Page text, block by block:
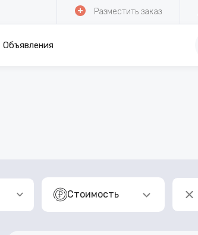
Разместить заказ
Объявления
Стоимость